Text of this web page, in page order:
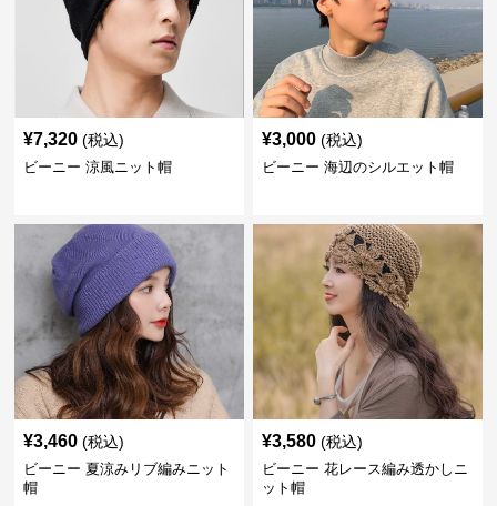
¥7,320 (税込)
ビーニー 涼風ニット帽
¥3,000 (税込)
ビーニー 海辺のシルエット帽
¥3,460 (税込)
ビーニー 夏涼みリブ編みニット
帽
¥3,580 (税込)
ビーニー 花レース編み透かしニ
ット帽